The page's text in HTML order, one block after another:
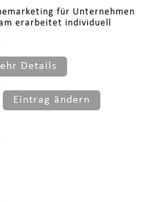
für Unternehmen
erarbeitet individuell
Details
Eintrag ändern